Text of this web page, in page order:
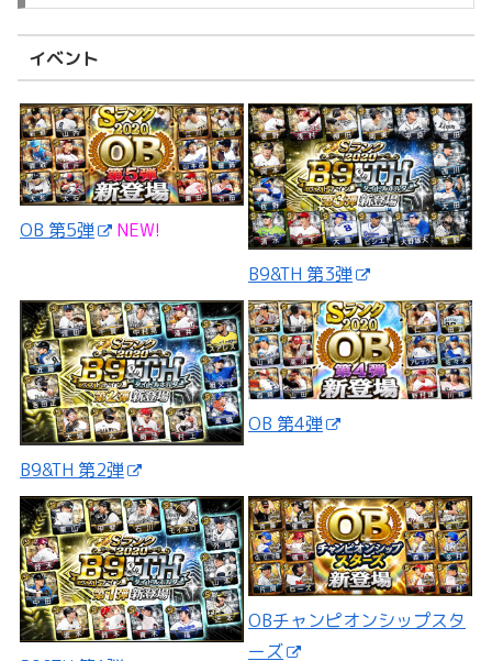
イベント
OB 第5弾
NEW!
B9&TH 第3弾
B9&TH 第2弾
OB 第4弾
OBチャンピオンシップスタ
ーズ